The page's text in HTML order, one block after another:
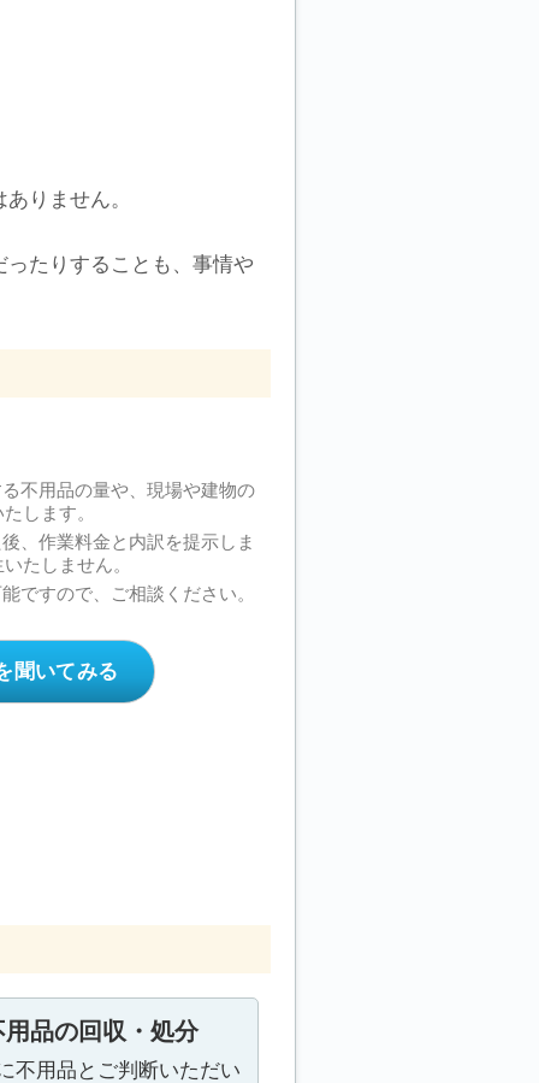
りません。
たりすることも、事情や
不用品の量や、現場や建物の
します。
、作業料金と内訳を提示しま
たしません。
ですので、ご相談ください。
聞いてみる
用品の回収・処分
不用品とご判断いただい